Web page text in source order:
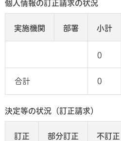
個人情報の訂正請求の状況
実施機関 部署 小計
0
合計 0
決定等の状況（訂正請求）
訂正 部分訂正 不訂正